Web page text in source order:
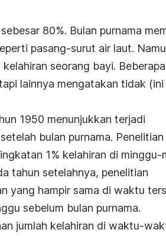
80%. Bulan purnama
pasang-surut air laut.
seorang bayi.
lainnya mengatakan tidak (ini
1950 menunjukkan terjadi
bulan purnama.
1% kelahiran di minggu-
tahun setelahnya, penelitian
yang hampir sama di waktu
sebelum bulan purnama.
jumlah kelahiran di waktu-